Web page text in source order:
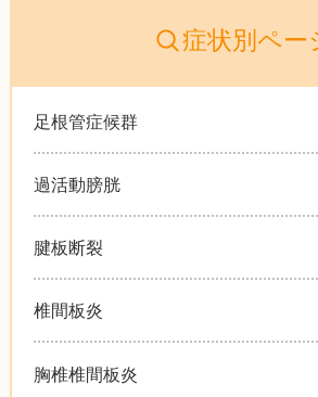
症状別ペー
足根管症候群
過活動膀胱
腱板断裂
椎間板炎
胸椎椎間板炎